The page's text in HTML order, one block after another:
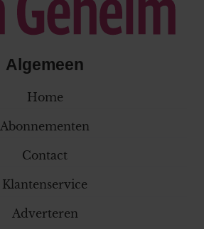
Algemeen
Home
Abonnementen
Contact
Klantenservice
Adverteren